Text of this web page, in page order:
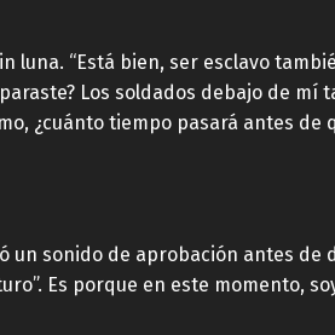
luna. “Está bien, ser esclavo
Los soldados debajo de mí
¿cuánto tiempo pasará antes de
sonido de aprobación antes de
Es porque en este momento,